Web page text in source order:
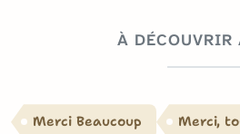
À DÉCOUVRIR
Merci Beaucoup Merci,